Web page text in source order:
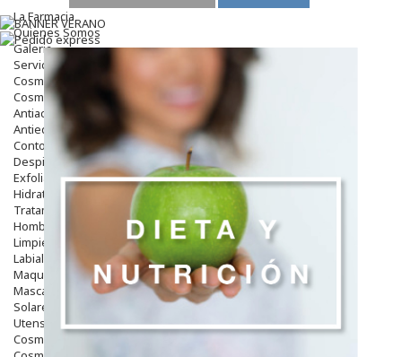
La Farmacia
Quienes Somos
Galeria
Servicios
Cosmética
Cosmética Facial
Antiacné
Antiedad
Contorno De Ojos
Despigmentantes
Exfoliantes
Hidratantes
Tratamientos De Noche
Hombre
Limpieza
Labiales
Maquillajes Y Color
Mascarillas
Solares
Utensilios
Cosmética Capilar